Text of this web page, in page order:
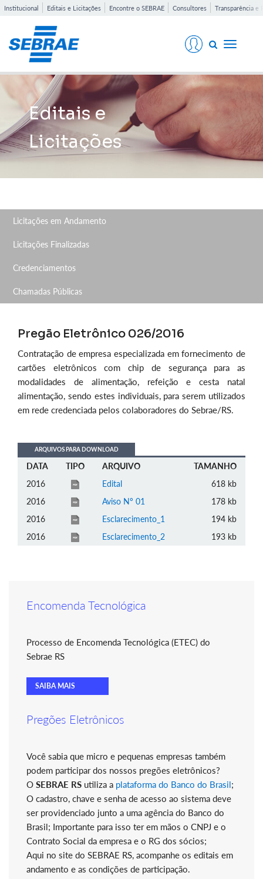
Institucional Editais e Licitações Encontre o SEBRAE Consultores Transparência e
Toggle
Editais e
Licitações
Licitações em Andamento
Licitações Finalizadas
Credenciamentos
Chamadas Públicas
Pregão Eletrônico 026/2016
Contratação de empresa especializada em fornecimento de
cartões eletrônicos com chip de segurança para as
modalidades de alimentação, refeição e cesta natal
alimentação, sendo estes individuais, para serem utilizados
em rede credenciada pelos colaboradores do Sebrae/RS.
ARQUIVOS PARA DOWNLOAD
DATA TIPO ARQUIVO
TAMANHO
2016
Edital
618 kb
2016
Aviso Nº 01
178 kb
2016
Esclarecimento_1
194 kb
2016
Esclarecimento_2 193 kb
Encomenda Tecnológica
Processo de Encomenda Tecnológica (ETEC) do
Sebrae RS
SAIBA MAIS
Pregões Eletrônicos
Você sabia que micro e pequenas empresas também
podem participar dos nossos pregões eletrônicos?
O SEBRAE RS utiliza a plataforma do Banco do Brasil;
O cadastro, chave e senha de acesso ao sistema deve
ser providenciado junto a uma agência do Banco do
Brasil; Importante para isso ter em mãos o CNPJ e o
Contrato Social da empresa e o RG dos sócios;
Aqui no site do SEBRAE RS, acompanhe os editais em
andamento e as condições de participação.